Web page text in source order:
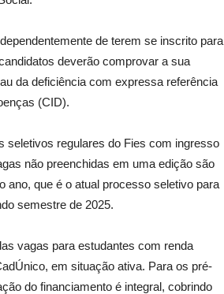
de terem se inscrito para
deverão comprovar a sua
da deficiência com expressa referência
(CID).
seletivos regulares do Fies com ingresso
não preenchidas em uma edição são
ano, que é o atual processo seletivo para
semestre de 2025.
vagas para estudantes com renda
em situação ativa. Para os pré-
do financiamento é integral, cobrindo